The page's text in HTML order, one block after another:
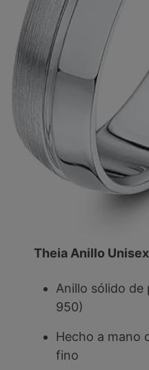
Theia Anillo
Anillo sólido de
950)
Hecho a mano
fino